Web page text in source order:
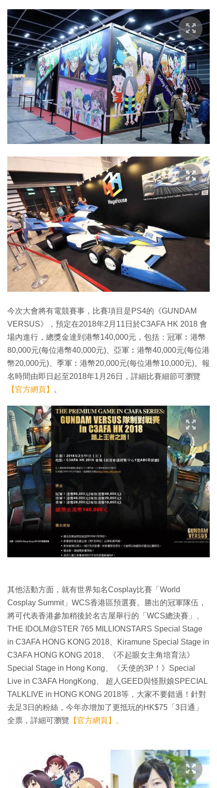
今次大會將有電競賽事，比賽項目是PS4的《GUNDAM
VERSUS》，預定在2018年2月11日於C3AFA HK 2018 會
場內進行，總獎金達到港幣140,000元，包括：冠軍︰港幣
80,000元(每位港幣40,000元)、亞軍︰港幣40,000元(每位港
幣20,000元)、季軍︰港幣20,000元(每位港幣10,000元)。報
名時間由即日起至2018年1月26日，詳細比賽細節可瀏覽
【官方網頁】
。
其他活動方面，就有世界知名Cosplay比賽「World
Cosplay Summit」WCS香港區預選賽。勝出的冠軍隊伍，
將可代表香港參加稍後於名古屋舉行的「WCS總決賽」、
THE IDOLM@STER 765 MILLIONSTARS Special Stage
in C3AFA HONG KONG 2018、Kiramune Special Stage in
C3AFA HONG KONG 2018、《不起眼女主角培育法》
Special Stage in Hong Kong、《天使的3P！》Special
Live in C3AFA HongKong、 超人GEED與怪獸娘SPECIAL
TALKLIVE in HONG KONG 2018等，大家不要錯過！針對
去足3日的粉絲，今年亦增加了更抵玩的HK$75「3日通」
全票，詳細可瀏覽 【官方網頁】。